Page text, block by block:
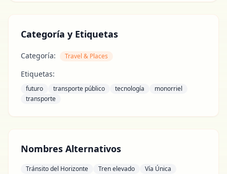
Categoría y Etiquetas
Categoría: Travel & Places
Etiquetas:
futuro transporte público tecnología
monorriel
transporte
Nombres Alternativos
Tránsito del Horizonte Tren elevado
Vía Única